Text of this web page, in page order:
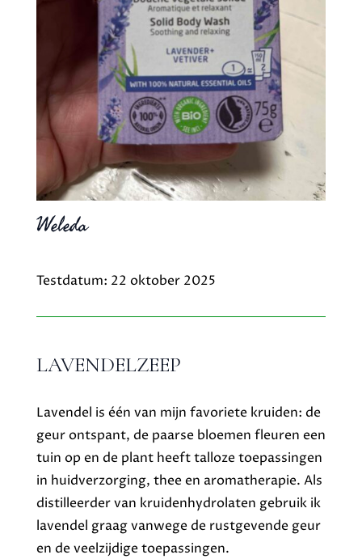
Weleda
Testdatum: 22 oktober 2025
LAVENDELZEEP
Lavendel is één van mijn favoriete kruiden: de
geur ontspant, de paarse bloemen fleuren een
tuin op en de plant heeft talloze toepassingen
in huidverzorging, thee en aromatherapie. Als
distilleerder van kruidenhydrolaten gebruik ik
lavendel graag vanwege de rustgevende geur
en de veelzijdige toepassingen.